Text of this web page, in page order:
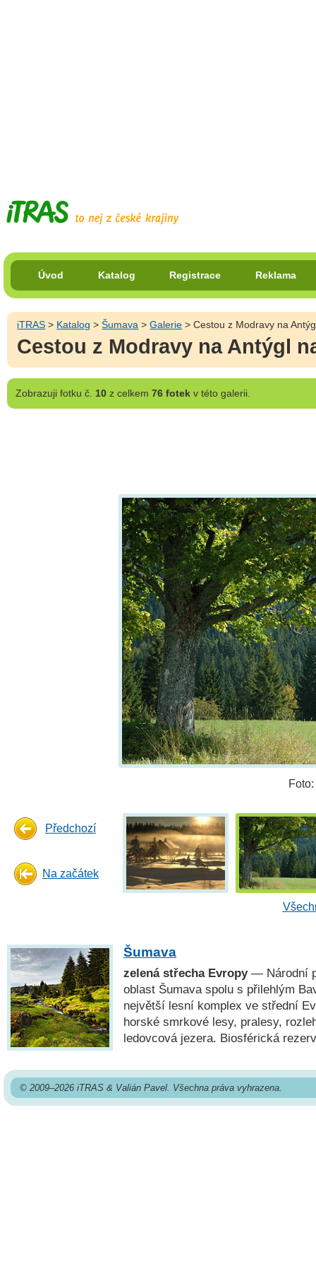
Úvod Katalog Registrace Reklama
iTRAS > Katalog >Šumava >Galerie > Cestou z Modravy na
Cestou z Modravy na Antýgl
Zobrazujifotku č. 10z celkem 76 fotekv této galerii.
Foto:
Předchozí
Na začátek
Šumava
zelená střecha Evropy— Národní
oblast Šumava spolu s přilehlým
největší lesní komplex ve střední
horské smrkové lesy, pralesy,
ledovcová jezera. Biosférická
© 2009–2026 iTRAS & Valián Pavel. Všechna práva vyhrazena.